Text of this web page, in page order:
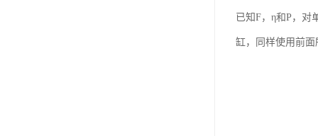
已知F，η和P，对
缸，同样使用前面